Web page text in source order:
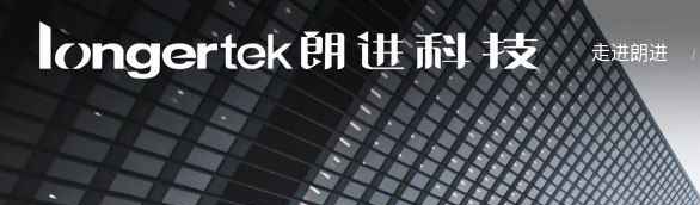
走进朗进